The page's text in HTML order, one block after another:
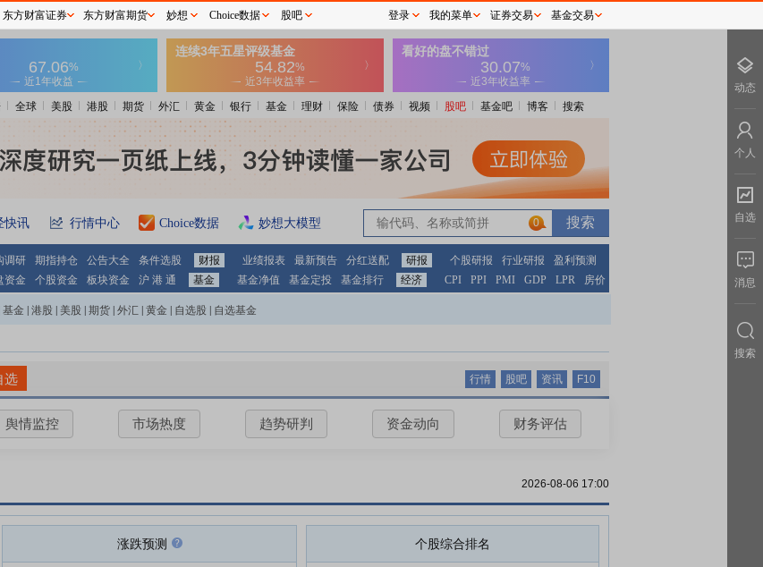
全球 美股 港股 期货 外汇 黄金 银行 基金 理财 保险 债券 视频 股吧 基金吧 博客 搜索
快讯 行情中心 Choice数据 妙想大模型 0
调研 期指持仓 公告大全 条件选股 财报 业绩报表 最新预告 分红送配 研报 个股研报 行业研报
盈利预测
资金 个股资金 板块资金 沪 港 通 基金 基金净值 基金定投 基金排行 经济 CPI PPI PMI GDP LPR 房价
基金 港股 美股 期货 外汇 黄金 自选股 自选基金
选 行情 股吧 资讯 F10
舆情监控 市场热度 趋势研判 资金动向 财务评估
2026-08-06 17:00
涨跌预测 个股综合排名
东方财富证券 东方财富期货 妙想 Choice数据 股吧 登录 我的菜单 证券交易 基金交易
动态
个人
自选
消息
搜索